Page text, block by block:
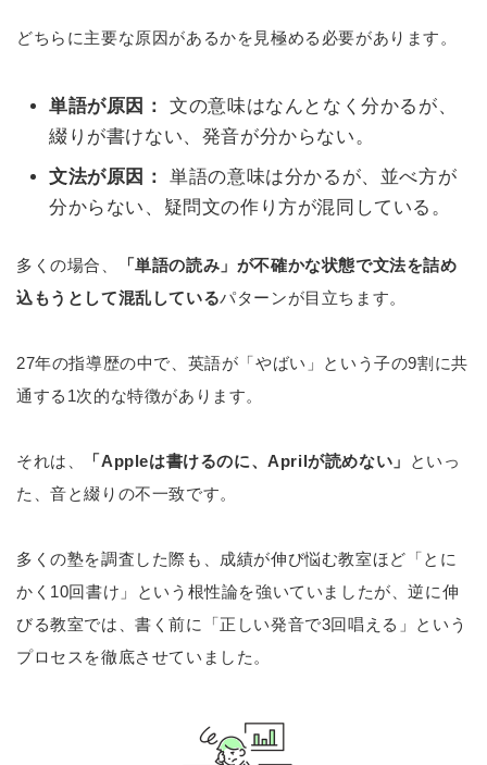
どちらに主要な原因があるかを見極める必要があります。
単語が原因：
文の意味はなんとなく分かるが、
綴りが書けない、発音が分からない。
文法が原因：
単語の意味は分かるが、並べ方が
分からない、疑問文の作り方が混同している。
多くの場合、
「単語の読み」が不確かな状態で文法を詰め
込もうとして混乱しているパターンが目立ちます。
27年の指導歴の中で、英語が「やばい」という子の9割に共
通する1次的な特徴があります。
それは、 「Appleは書けるのに、Aprilが読めない」
といっ
た、音と綴りの不一致です。
多くの塾を調査した際も、成績が伸び悩む教室ほど「とに
かく10回書け」という根性論を強いていましたが、逆に伸
びる教室では、書く前に「正しい発音で3回唱える」という
プロセスを徹底させていました。